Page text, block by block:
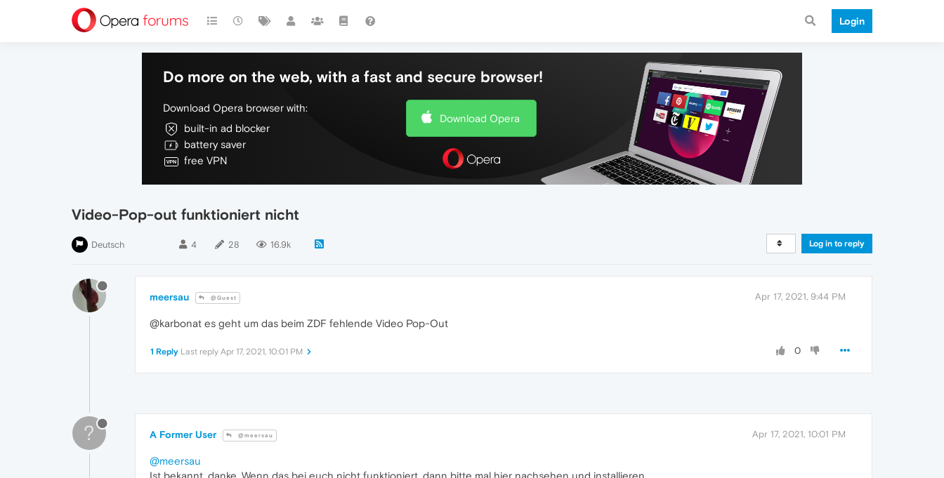
Login
Do more on the web, with a fast and secure browser!
Download Opera browser with:
built-in ad blocker
battery saver
free VPN
Download Opera
Video-Pop-out funktioniert nicht
Deutsch 4 28 16.9k Log in to reply
meersau @Guest Apr 17, 2021, 9:44 PM
@karbonat es geht um das beim ZDF fehlende Video Pop-Out
0
1 Reply Last reply Apr 17, 2021, 10:01 PM
? A Former User @meersau Apr 17, 2021, 10:01 PM
@meersau
Ist bekannt, danke. Wenn das bei euch nicht funktioniert, dann bitte mal hier nachsehen und installieren.